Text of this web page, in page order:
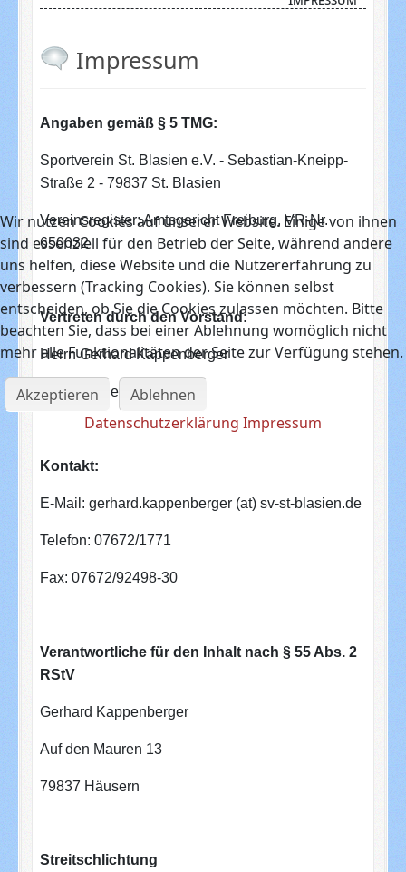
Impressum
Angaben gemäß § 5 TMG:
Sportverein St. Blasien e.V. - Sebastian-Kneipp-
Straße 2 - 79837 St. Blasien
Vereinsregister: Amtsgericht Freiburg, VR-Nr.
650032
Vertreten durch den Vorstand:
Herrn Gerhard Kappenberger
Herrn Reiner Schmidt
Kontakt:
E-Mail: gerhard.kappenberger (at) sv-st-blasien.de
Telefon: 07672/1771
Fax: 07672/92498-30
Verantwortliche für den Inhalt nach § 55 Abs. 2
RStV
Gerhard Kappenberger
Auf den Mauren 13
79837 Häusern
Streitschlichtung
Wir nutzen Cookies auf unserer Website. Einige von ihnen
sind essenziell für den Betrieb der Seite, während andere
uns helfen, diese Website und die Nutzererfahrung zu
verbessern (Tracking Cookies). Sie können selbst
entscheiden, ob Sie die Cookies zulassen möchten. Bitte
beachten Sie, dass bei einer Ablehnung womöglich nicht
mehr alle Funktionalitäten der Seite zur Verfügung stehen.
Akzeptieren
Ablehnen
Datenschutzerklärung Impressum